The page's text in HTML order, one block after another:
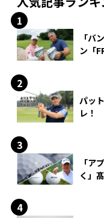
「バ
ン「
パッ
レ！
「ア
く」